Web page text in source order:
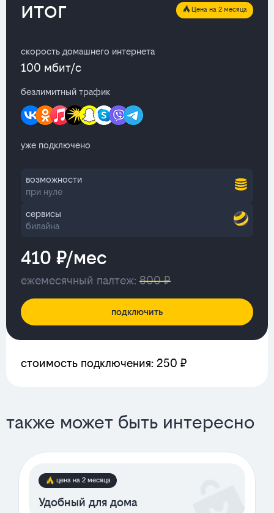
итог Цена на 2 месяца
скорость домашнего интернета
100 мбит/с
безлимитный трафик
уже подключено
возможности
при нуле
сервисы
билайна
410 ₽/мес
ежемесячный палтеж: 800 ₽
подключить
стоимость подключения: 250 ₽
также может быть интересно
цена на 2 месяца
Удобный для дома